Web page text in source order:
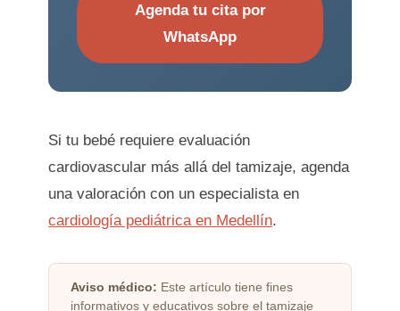
Agenda tu cita por
WhatsApp
Si tu bebé requiere evaluación
cardiovascular más allá del tamizaje, agenda
una valoración con un especialista en
cardiología pediátrica en Medellín.
Aviso médico: Este artículo tiene fines
informativos y educativos sobre el tamizaje